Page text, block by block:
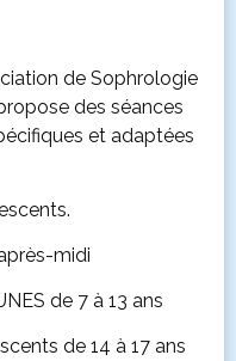
de Sophrologie
des séances
et adaptées
midi
de 7 à 13 ans
de 14 à 17 ans